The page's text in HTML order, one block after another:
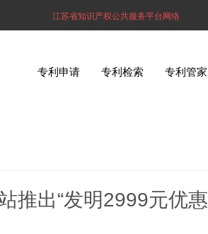
江苏省知识产权公共服务平台网络
专利申请 专利检索 专利管家
推出“发明2999元优